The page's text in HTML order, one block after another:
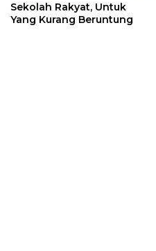
Sekolah Rakyat, Untuk
Yang Kurang Beruntung